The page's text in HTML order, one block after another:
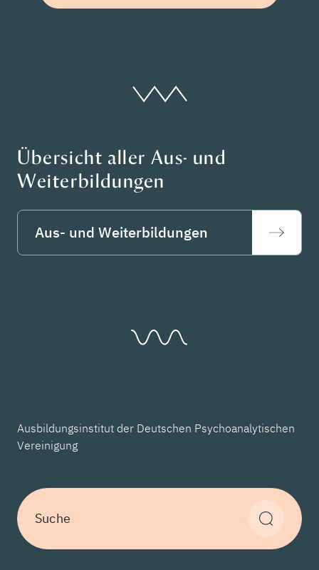
Übersicht aller Aus- und
Weiterbildungen
Aus- und Weiterbildungen
Ausbildungsinstitut der Deutschen Psychoanalytischen
Vereinigung
Suche